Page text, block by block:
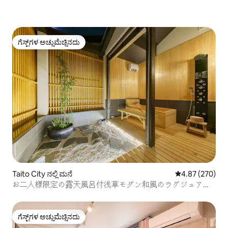
ಗೆಸ್ಟ್‌ಗಳ ಅಚ್ಚುಮೆಚ್ಚಿನದು
ಗೆಸ್ಟ್‌ಗಳ ಅಚ್ಚುಮೆಚ್ಚಿನದು
Taito City ನಲ್ಲಿ ಮನೆ 5 ರಲ್ಲಿ 4.87
4.87 (270)
お二人様限定の露天風呂付浅草モダン和風のラグジュアリ
ಗೆಸ್ಟ್‌ಗಳ ಅಚ್ಚುಮೆಚ್ಚಿನದು
ಗೆಸ್ಟ್‌ಗಳ ಅಚ್ಚುಮೆಚ್ಚಿನದು